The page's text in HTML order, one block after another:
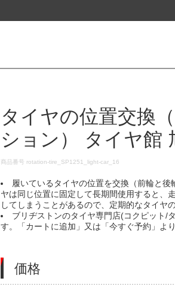
タイヤの位置交換
ション） タイヤ館
DETAILS
商品番号 rotation-tire_SP1251_light-car_16
履いているタイヤの位置を交換（前輪と
ヤは同じ位置に固定して長期間使用すると、
してしまうことがあるので、定期的なタイヤ
ブリヂストンのタイヤ専門店(コクピット/
す。「カートに追加」又は「今すぐ予約」よ
価格